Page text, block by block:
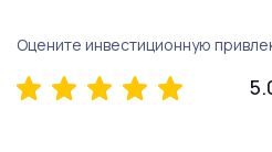
Оцените инвестиционную